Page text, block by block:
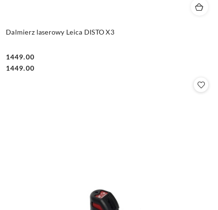
Dalmierz laserowy Leica DISTO X3
Cena:
1449.00
Cena:
1449.00